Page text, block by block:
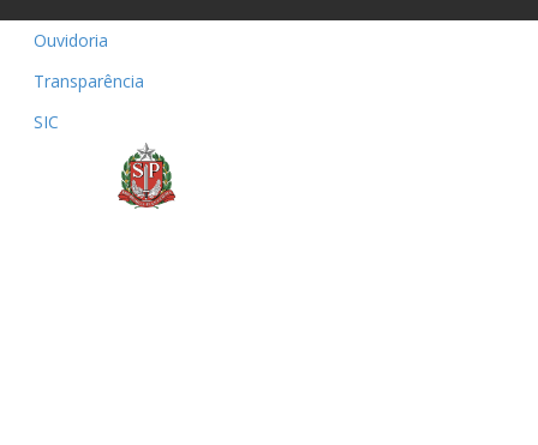
Ouvidoria
Transparência
SIC